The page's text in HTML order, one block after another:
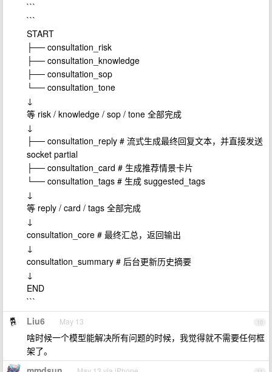
```
```
START
├── consultation_risk
├── consultation_knowledge
├── consultation_sop
└── consultation_tone
↓
等 risk / knowledge / sop / tone 全部完成
↓
├── consultation_reply # 流式生成最终回复文本，并直接发送
socket partial
├── consultation_card # 生成推荐情景卡片
└── consultation_tags # 生成 suggested_tags
↓
等 reply / card / tags 全部完成
↓
consultation_core # 最终汇总，返回输出
↓
consultation_summary # 后台更新历史摘要
↓
END
```
10
Liu6 May 13
啥时候一个模型能解决所有问题的时候，我觉得就不需要任何框
架了。